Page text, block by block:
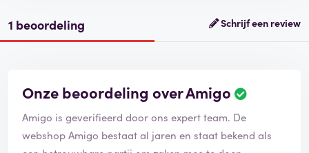
1 beoordeling Schrijf een review
Onze beoordeling over Amigo
B
o
Amigo is geverifieerd door ons expert team. De
webshop Amigo bestaat al jaren en staat bekend als